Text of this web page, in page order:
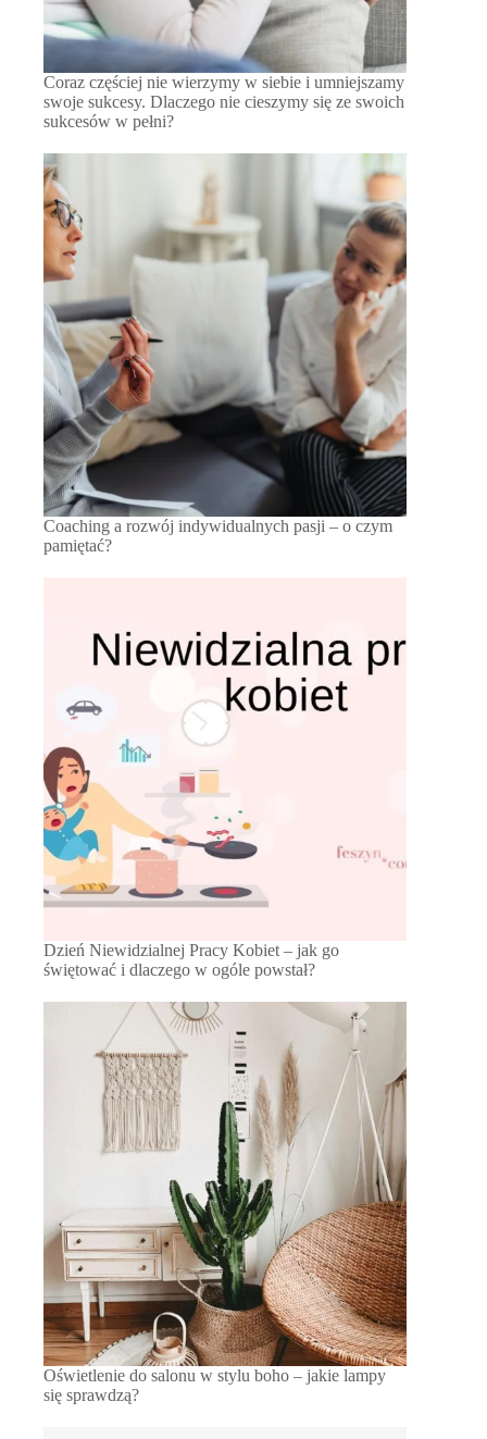
Coraz częściej nie wierzymy w siebie i umniejszamy
swoje sukcesy. Dlaczego nie cieszymy się ze swoich
sukcesów w pełni?
Coaching a rozwój indywidualnych pasji – o czym
pamiętać?
Dzień Niewidzialnej Pracy Kobiet – jak go
świętować i dlaczego w ogóle powstał?
Oświetlenie do salonu w stylu boho – jakie lampy
się sprawdzą?